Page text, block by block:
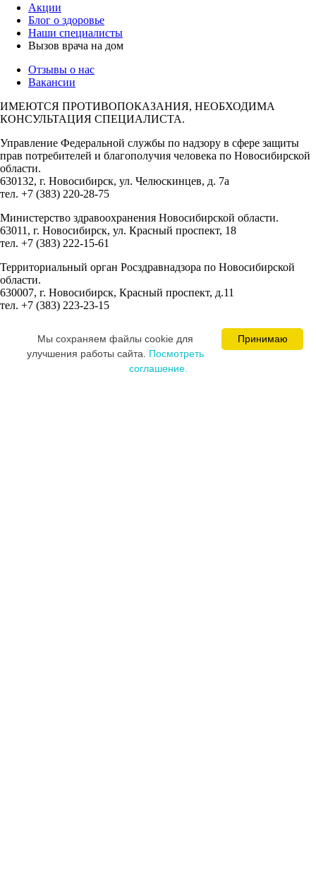
Акции
Блог о здоровье
Наши специалисты
Вызов врача на дом
Отзывы о нас
Вакансии
ИМЕЮТСЯ ПРОТИВОПОКАЗАНИЯ, НЕОБХОДИМА
КОНСУЛЬТАЦИЯ СПЕЦИАЛИСТА.
Управление Федеральной службы по надзору в сфере защиты
прав потребителей и благополучия человека по Новосибирской
области.
630132, г. Новосибирск, ул. Челюскинцев, д. 7а
тел. +7 (383) 220-28-75
Министерство здравоохранения Новосибирской области.
63011, г. Новосибирск, ул. Красный проспект, 18
тел. +7 (383) 222-15-61
Территориальный орган Росздравнадзора по Новосибирской
области.
630007, г. Новосибирск, Красный проспект, д.11
тел. +7 (383) 223-23-15
Ваминцева Марина Николаевна
Цевкалюк Юлия Ивановна
Принимаю
Мы cохраняем файлы cookie для
улучшения работы сайта. Посмотреть
соглашение.